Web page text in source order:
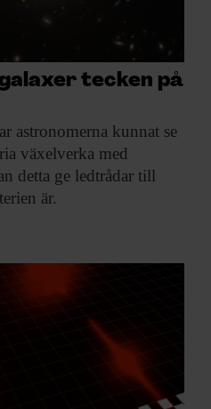
tecken på
astronomerna kunnat se
växelverka med
detta ge ledtrådar till
är.